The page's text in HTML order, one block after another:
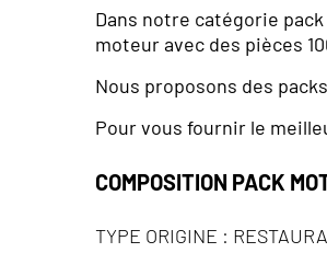
Dans notre catégorie
moteur avec des pièces
Nous proposons des
Pour vous fournir le
COMPOSITION PACK
TYPE ORIGINE :